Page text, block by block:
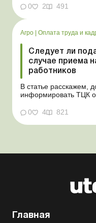
продукции
основных средств
излишки при их
сельхозтовар...
0 2 491
Агро | Оплата труда и
Следует ли
случае приема
работников
В статье расскажем,
информировать ТЦК
агропредприятия
работы. Из-за
нарушение порядка
0 4 821
Главная